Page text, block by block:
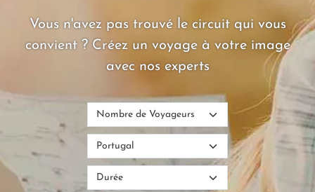
Vous n'avez pas trouvé le circuit qui vous
convient ? Créez un voyage à votre image
avec nos experts